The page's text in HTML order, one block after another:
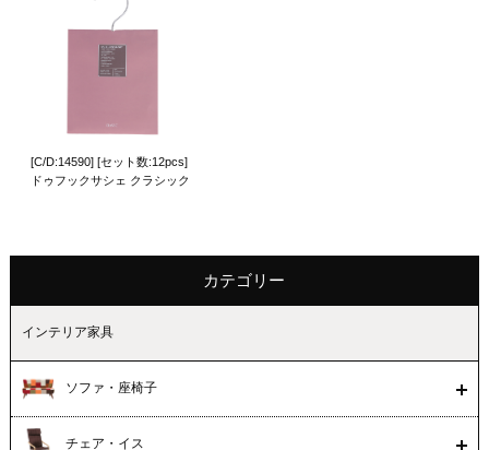
[C/D:14590] [セット数:12pcs]
ドゥフックサシェ クラシック
カテゴリー
インテリア家具
ソファ・座椅子
チェア・イス